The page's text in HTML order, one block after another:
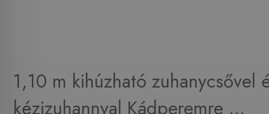
1,10 m kihúzható zuhanycsővel
kézizuhannyal Kádperemre ...